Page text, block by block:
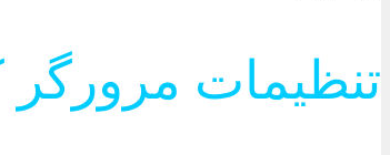
تنظیمات